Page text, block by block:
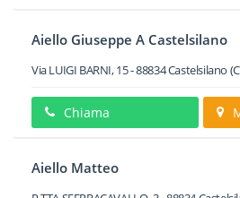
Aiello Giuseppe A Castelsilano
Via LUIGI BARNI, 15-88834Castelsilano
Chiama
Aiello Matteo